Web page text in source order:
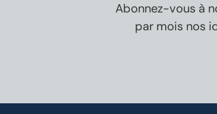
Abonnez-vous à
par mois nos